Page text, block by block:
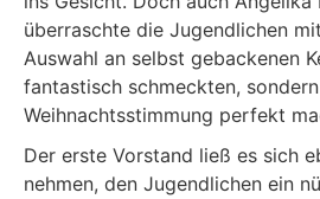
überraschte die Jugendlichen
Auswahl an selbst gebackenen
fantastisch schmeckten,
Weihnachtsstimmung perfekt
Der erste Vorstand ließ es sich
nehmen, den Jugendlichen ein